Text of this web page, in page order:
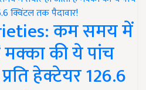
कम समय में
मक्का की ये पांच
हेक्टेयर 126.6